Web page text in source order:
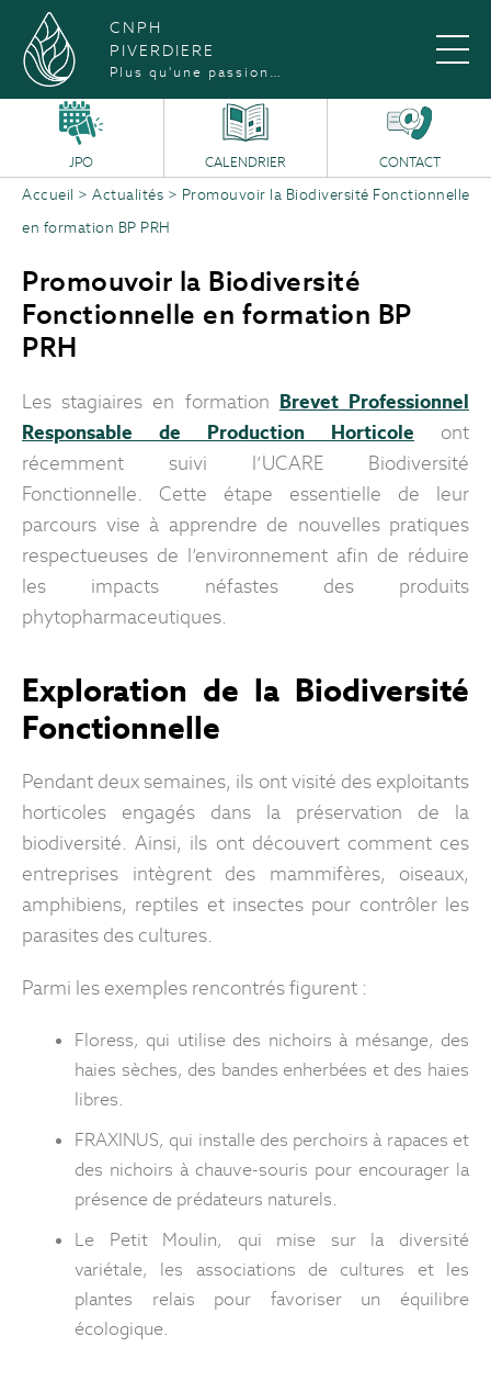
CNPH
PIVERDIERE
Plus qu'une passion…
JPO CALENDRIER CONTACT
Accueil > Actualités > Promouvoir la Biodiversité Fonctionnelle
en formation BP PRH
Promouvoir la Biodiversité
Fonctionnelle en formation BP
PRH
Les stagiaires en formation Brevet Professionnel
Responsable de Production Horticole ont
récemment suivi l’UCARE Biodiversité
Fonctionnelle. Cette étape essentielle de leur
parcours vise à apprendre de nouvelles pratiques
respectueuses de l’environnement afin de réduire
les impacts néfastes des produits
phytopharmaceutiques.
Exploration de la Biodiversité
Fonctionnelle
Pendant deux semaines, ils ont visité des exploitants
horticoles engagés dans la préservation de la
biodiversité. Ainsi, ils ont découvert comment ces
entreprises intègrent des mammifères, oiseaux,
amphibiens, reptiles et insectes pour contrôler les
parasites des cultures.
Parmi les exemples rencontrés figurent :
Floress, qui utilise des nichoirs à mésange, des
haies sèches, des bandes enherbées et des haies
libres.
FRAXINUS, qui installe des perchoirs à rapaces et
des nichoirs à chauve-souris pour encourager la
présence de prédateurs naturels.
Le Petit Moulin, qui mise sur la diversité
variétale, les associations de cultures et les
plantes relais pour favoriser un équilibre
écologique.